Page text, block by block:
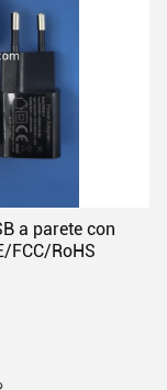
a parete con
FCC/RoHS